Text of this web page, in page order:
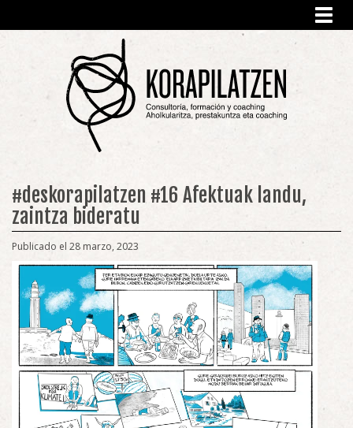
#deskorapilatzen #16 Afektuak landu,
zaintza bideratu
Publicado el 28 marzo, 2023